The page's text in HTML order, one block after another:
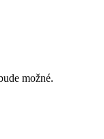
možné.